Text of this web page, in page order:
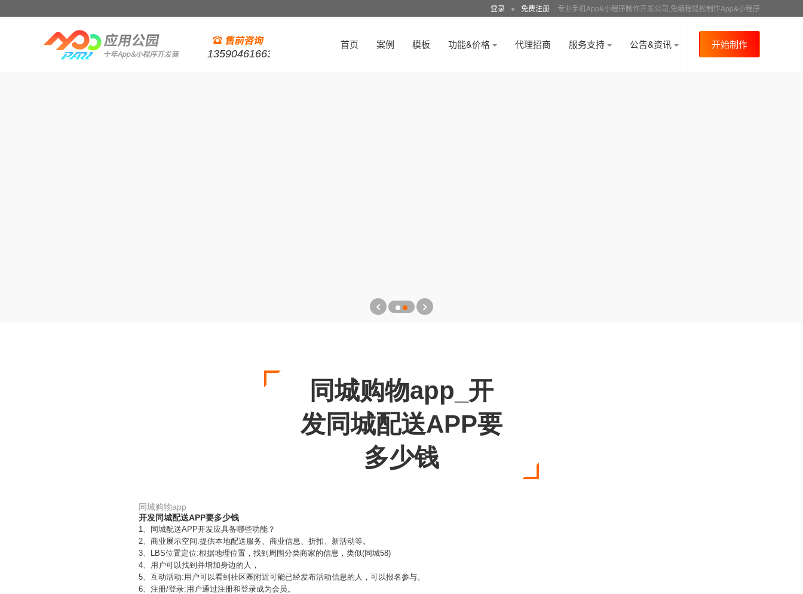
登录 ● 免费注册 专业手机App&小程序制作开发公司,免编程轻松制作App&小程序
13590461663
首页 案例 模板 功能&价格 代理招商 服务支持 公告&资讯 开始制作
同城购物app_开
发同城配送APP要
多少钱
同城购物app
开发同城配送APP要多少钱
1、同城配送APP开发应具备哪些功能？
2、商业展示空间:提供本地配送服务、商业信息、折扣、新活动等。
3、LBS位置定位:根据地理位置，找到周围分类商家的信息，类似(同城58)
4、用户可以找到并增加身边的人，
5、互动活动:用户可以看到社区圈附近可能已经发布活动信息的人，可以报名参与。
6、注册/登录:用户通过注册和登录成为会员。